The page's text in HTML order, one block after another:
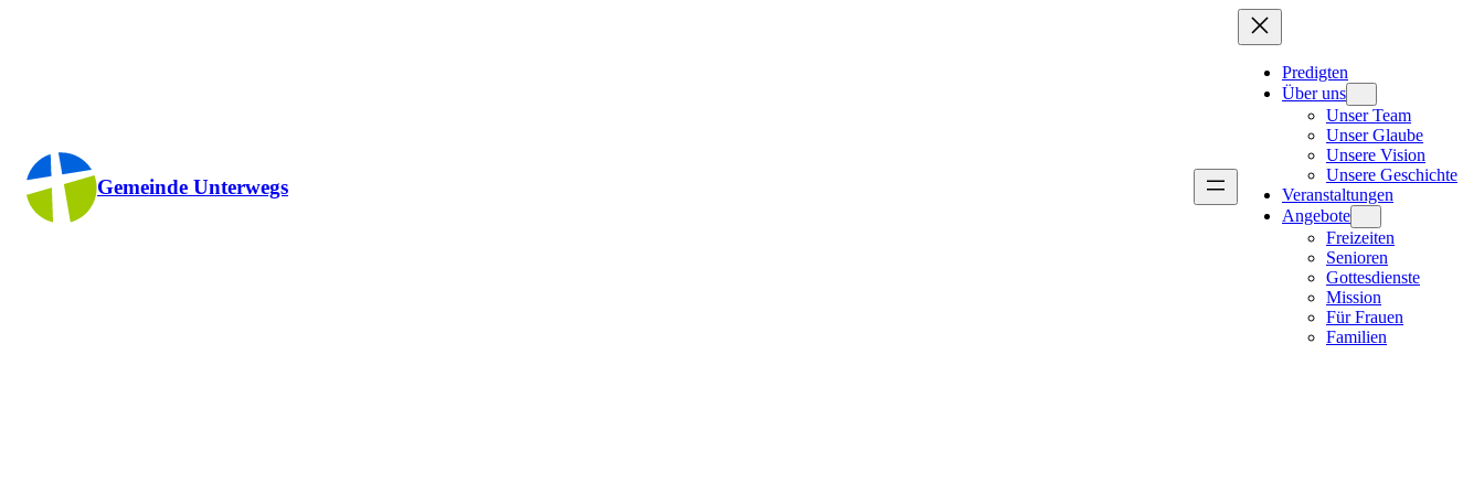
Gemeinde Unterwegs
Predigten
Über uns
Unser Team
Unser Glaube
Unsere Vision
Unsere Geschichte
Veranstaltungen
Angebote
Freizeiten
Senioren
Gottesdienste
Mission
Für Frauen
Familien